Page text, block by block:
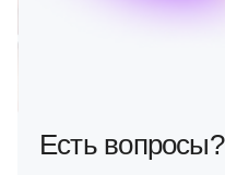
Есть вопросы?